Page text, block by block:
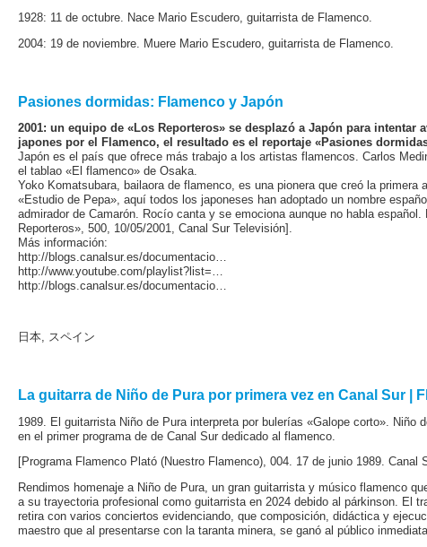
1928: 11 de octubre. Nace Mario Escudero, guitarrista de Flamenco.
2004: 19 de noviembre. Muere Mario Escudero, guitarrista de Flamenco.
Pasiones dormidas: Flamenco y Japón
2001: un equipo de «Los Reporteros» se desplazó a Japón para intentar
japones por el Flamenco, el resultado es el reportaje «Pasiones
Japón es el país que ofrece más trabajo a los artistas flamencos. Carlos
el tablao «El flamenco» de Osaka.
Yoko Komatsubara, bailaora de flamenco, es una pionera que creó la primera
«Estudio de Pepa», aquí todos los japoneses han adoptado un nombre
admirador de Camarón. Rocío canta y se emociona aunque no habla
Reporteros», 500, 10/05/2001, Canal Sur Televisión].
Más información:
http://blogs.canalsur.es/documentacio…
http://www.youtube.com/playlist?list=…
http://blogs.canalsur.es/documentacio…
日本, スペイン
La guitarra de Niño de Pura por primera vez en Canal Sur |
1989. El guitarrista Niño de Pura interpreta por bulerías «Galope corto». Niño
en el primer programa de de Canal Sur dedicado al flamenco.
[Programa Flamenco Plató (Nuestro Flamenco), 004. 17 de junio 1989. Canal
Rendimos homenaje a Niño de Pura, un gran guitarrista y músico flamenco
a su trayectoria profesional como guitarrista en 2024 debido al párkinson. El
retira con varios conciertos evidenciando, que composición, didáctica y
maestro que al presentarse con la taranta minera, se ganó al público